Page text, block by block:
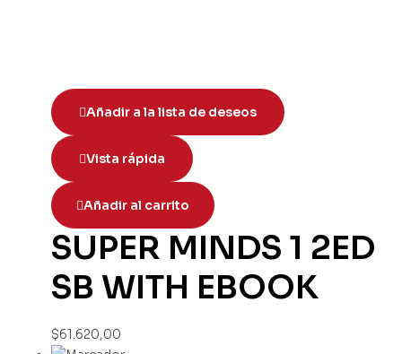
Añadir a la lista de deseos
Vista rápida
Añadir al carrito
SUPER MINDS 1 2ED
SB WITH EBOOK
$61.620,00